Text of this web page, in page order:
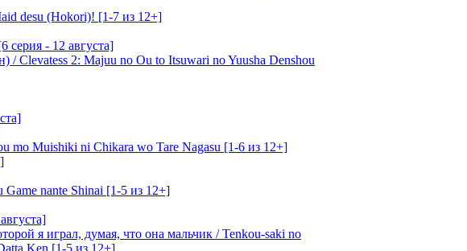
desu (Hokori)! [1-7 из 12+]
серия - 12 августа]
/ Clevatess 2: Majuu no Ou to Itsuwari no Yuusha Denshou
mo Muishiki ni Chikara wo Tare Nagasu [1-6 из 12+]
nante Shinai [1-5 из 12+]
я играл, думая, что она мальчик / Tenkou-saki no
Ken [1-5 из 12+]